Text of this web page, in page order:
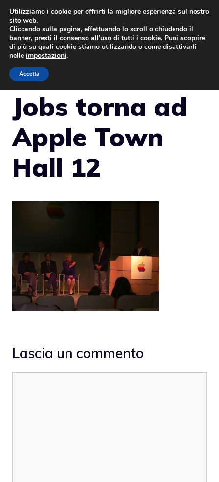
Vai
contenuto
Jobs torna ad
Apple Town
Hall 12
Lascia un commento
Utilizziamo i cookie per offrirti la migliore esperienza sul nostro
sito web.
Cliccando sulla pagina, effettuando lo scroll o chiudendo il
banner, presti il consenso all’uso di tutti i cookie. Puoi scoprire
di più su quali cookie stiamo utilizzando o come disattivarli
nelle impostazioni.
Accetta